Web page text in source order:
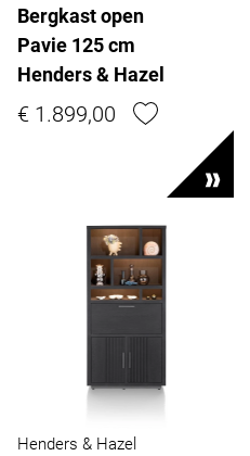
Bergkast open
Pavie 125 cm
Henders & Hazel
€ 1.899,00
Henders & Hazel